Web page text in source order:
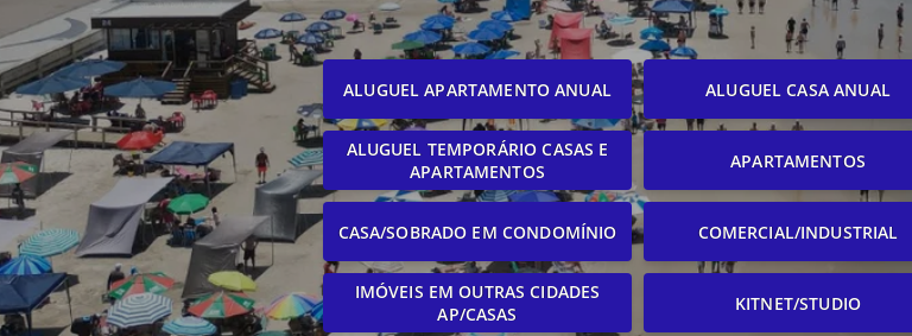
ALUGUEL APARTAMENTO ANUAL ALUGUEL CASA ANUAL
ALUGUEL TEMPORÁRIO CASAS E
APARTAMENTOS
APARTAMENTOS
CASA/SOBRADO EM CONDOMÍNIO COMERCIAL/INDUSTRIAL
IMÓVEIS EM OUTRAS CIDADES
AP/CASAS
KITNET/STUDIO